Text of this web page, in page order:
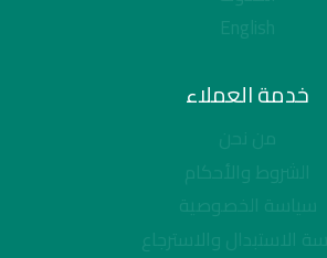
English
خدمة العملاء
من نحن
الشروط والأحكام
سياسة الخصوصية
الاستبدال والاسترجاع